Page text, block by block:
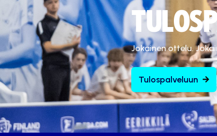
Jokainen ottelu.
Tulospalveluun